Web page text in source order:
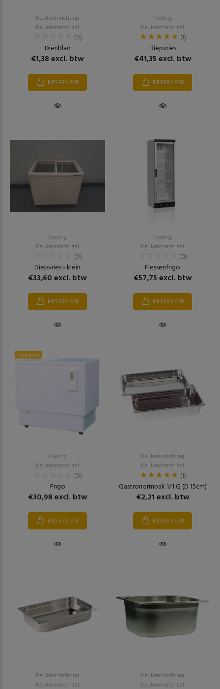
Keukeninrichting
Keukenmateriaal
(0)
Dienblad
€1,38 excl. btw
RESERVEER
Koeling
Keukenmateriaal
(1)
Diepvries
€41,35 excl. btw
RESERVEER
Koeling
Keukenmateriaal
(0)
Diepvries - klein
€33,60 excl. btw
RESERVEER
Koeling
Keukenmateriaal
(0)
Flessenfrigo
€57,75 excl. btw
RESERVEER
Populair
Koeling
Keukenmateriaal
(0)
Frigo
€30,98 excl. btw
RESERVEER
Keukeninrichting
Keukenmateriaal
(1)
Gastronormbak 1/1 G (D 15cm)
€2,21 excl. btw
RESERVEER
Keukeninrichting
Keukenmateriaal
Keukeninrichting
Keukenmateriaal